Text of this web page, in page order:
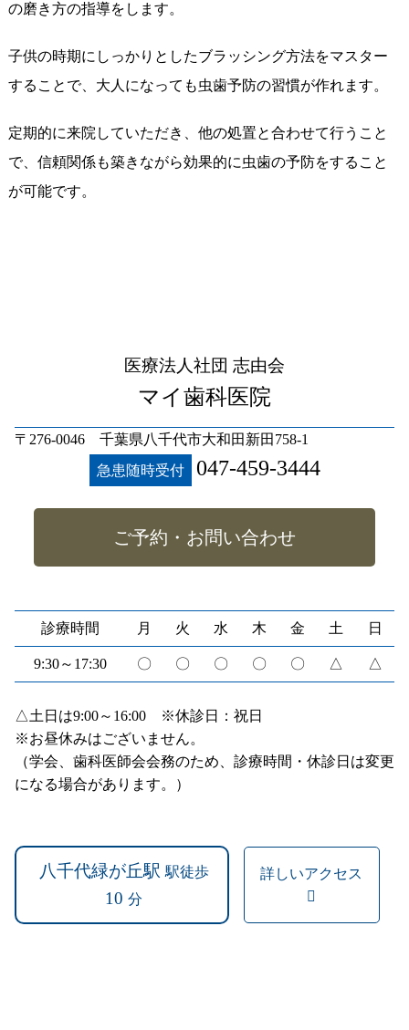
の磨き方の指導をします。
子供の時期にしっかりとしたブラッシング方法をマスター
することで、大人になっても虫歯予防の習慣が作れます。
定期的に来院していただき、他の処置と合わせて行うこと
で、信頼関係も築きながら効果的に虫歯の予防をすること
が可能です。
医療法人社団 志由会
マイ歯科医院
〒276-0046 千葉県八千代市大和田新田758-1
急患随時受付
047-459-3444
ご予約・お問い合わせ
診療時間 月 火 水 木 金 土 日
9:30～17:30 〇 〇 〇 〇 〇 △ △
△土日は9:00～16:00 ※休診日：祝日
※お昼休みはございません。
（学会、歯科医師会会務のため、診療時間・休診日は変更
になる場合があります。）
八千代緑が丘駅 駅徒歩
10 分
詳しいアクセス